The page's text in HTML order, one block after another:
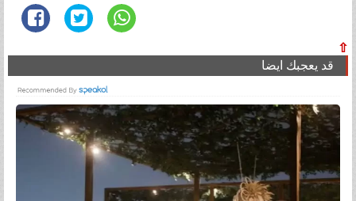
⇧
قد يعجبك ايضا